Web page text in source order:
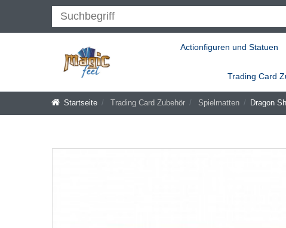
Actionfiguren und Statuen
Trading Card
Startseite Trading Card Zubehör Spielmatten Dragon